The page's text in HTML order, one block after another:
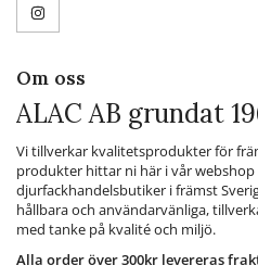
Om oss
ALAC AB grundat
Vi tillverkar kvalitetsprodukter för
produkter hittar ni här i vår
djurfackhandelsbutiker i främst
hållbara och användarvänliga,
med tanke på kvalité och miljö.
Alla order över 300kr levereras